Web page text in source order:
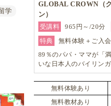
学
GLOBAL CROWN（
ン）
受講料
965円～/20分
特典
無料体験＋ご入
89％のパパ・ママが「
いな日本人のバイリン
から学ぶはじめてのマ
無料体験あり
無料教材あり